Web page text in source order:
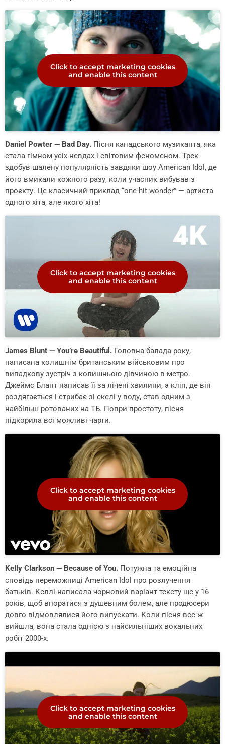
Click to accept marketing cookies
and enable this content
Daniel Powter — Bad Day. Пісня канадського музиканта, яка
стала гімном усіх невдах і світовим феноменом. Трек
здобув шалену популярність завдяки шоу American Idol, де
його вмикали кожного разу, коли учасник вибував з
проєкту. Це класичний приклад “one-hit wonder” — артиста
одного хіта, але якого хіта!
Click to accept marketing cookies
and enable this content
James Blunt — You’re Beautiful. Головна балада року,
написана колишнім британським військовим про
випадкову зустріч з колишньою дівчиною в метро.
Джеймс Блант написав її за лічені хвилини, а кліп, де він
роздягається і стрибає зі скелі у воду, став одним з
найбільш ротованих на ТБ. Попри простоту, пісня
підкорила всі можливі чарти.
Click to accept marketing cookies
and enable this content
Kelly Clarkson — Because of You. Потужна та емоційна
сповідь переможниці American Idol про розлучення
батьків. Келлі написала чорновий варіант тексту ще у 16
років, щоб впоратися з душевним болем, але продюсери
довго відмовлялися його випускати. Коли пісня все ж
вийшла, вона стала однією з найсильніших вокальних
робіт 2000-х.
Click to accept marketing cookies
and enable this content